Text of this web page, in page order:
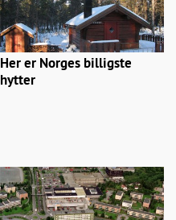
Her er Norges billigste
hytter